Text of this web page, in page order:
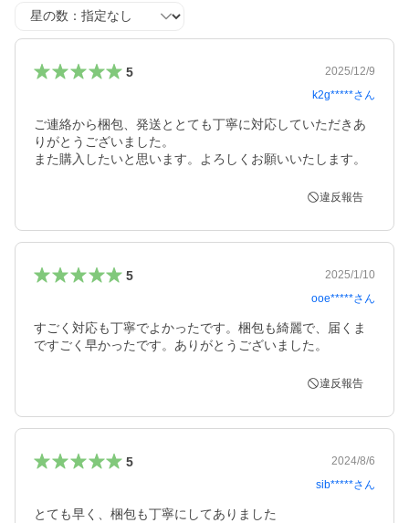
星の数
5
2025/12/9
k2g*****さん
ご連絡から梱包、発送ととても丁寧に対応していただきあ
りがとうございました。
また購入したいと思います。よろしくお願いいたします。
違反報告
5
2025/1/10
ooe*****さん
すごく対応も丁寧でよかったです。梱包も綺麗で、届くま
ですごく早かったです。ありがとうございました。
違反報告
5
2024/8/6
sib*****さん
とても早く、梱包も丁寧にしてありました